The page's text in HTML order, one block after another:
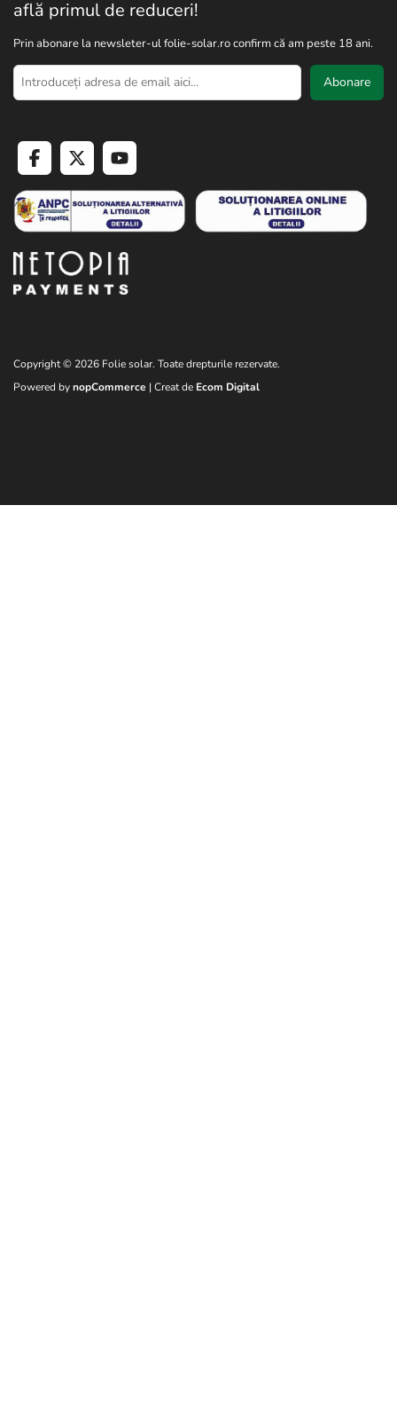
află primul de reduceri!
Prin abonare la newsleter-ul folie-solar.ro confirm că am peste 18 ani.
Abonare
Copyright © 2026 Folie solar. Toate drepturile rezervate.
Powered bynopCommerce | Creat de Ecom Digital